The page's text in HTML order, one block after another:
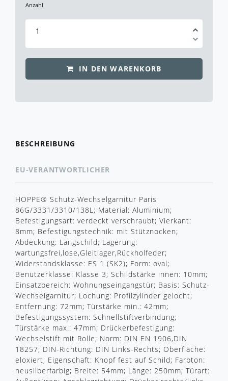
Anzahl
IN DEN WARENKORB
BESCHREIBUNG
EU-VERANTWORTLICHER
HOPPE® Schutz-Wechselgarnitur Paris
86G/3331/3310/138L; Material: Aluminium;
Befestigungsart: verdeckt verschraubt; Vierkant:
8mm; Befestigungstechnik: mit Stütznocken;
Abdeckung: Langschild; Lagerung:
wartungsfrei,lose,Gleitlager,Rückholfeder;
Widerstandsklasse: ES 1 (SK2); Form: oval;
Benutzerklasse: Klasse 3; Schildstärke innen: 10mm;
Einsatzbereich: Wohnungseingangstür; Basis: Schutz-
Wechselgarnitur; Lochung: Profilzylinder gelocht;
Entfernung: 72mm; Türstärke min.: 42mm;
Befestigungssystem: Schnellstiftverbindung;
Türstärke max.: 47mm; Drückerbefestigung:
Wechselstift mit Rolle; Norm: DIN EN 1906,DIN
18257; DIN-Richtung: DIN Links-Rechts; Oberfläche:
eloxiert; Eigenschaft: Knopf fest auf Schild; Farbton:
neusilberfarbig; Breite: 54mm; Länge: 250mm; Türart: